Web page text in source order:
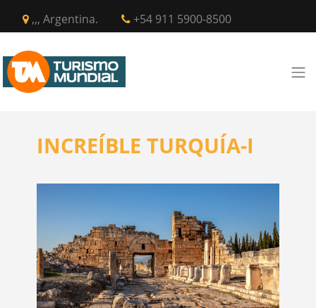
,,, Argentina. +54 911 5900-8500
INCREÍBLE TURQUÍA-I